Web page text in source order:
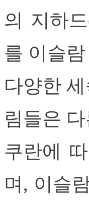
의 지하
를 이슬
다양한
림들은
쿠란에
며, 이슬